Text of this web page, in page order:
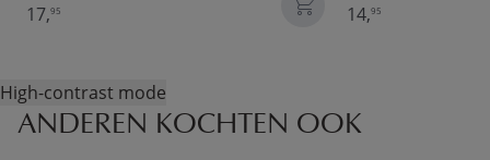
17,95 14,95
High-contrast mode
ANDEREN KOCHTEN OOK